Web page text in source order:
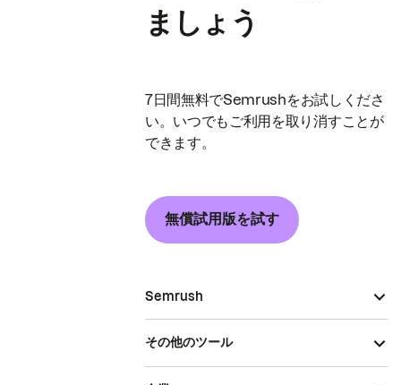
ましょう
7日間無料でSemrushをお試しくださ
い。いつでもご利用を取り消すことが
できます。
無償試用版を試す
Semrush
その他のツール